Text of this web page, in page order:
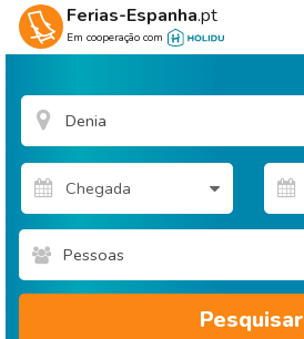
Ferias-Espanha.pt
Em cooperação com
Pessoas
Pesquisar